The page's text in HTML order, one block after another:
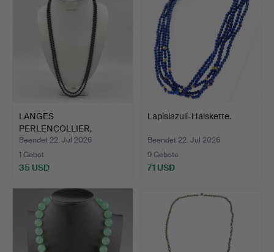
LANGES
PERLENCOLLIER,
ENDLOSKETTE,
HANDGEM…
Beendet 22. Jul 2026
1 Gebot
35 USD
Lapislazuli-Halskette.
Beendet 22. Jul 2026
9 Gebote
71 USD